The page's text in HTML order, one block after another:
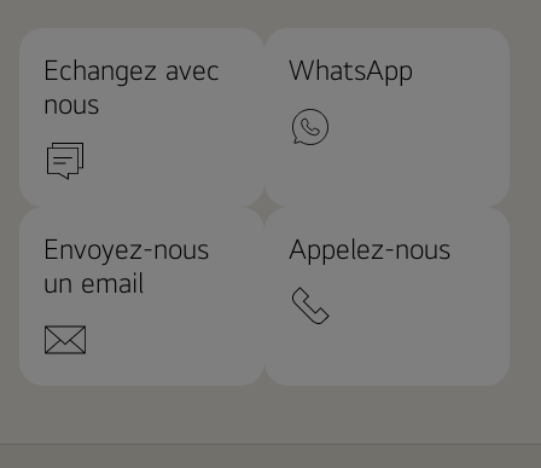
Echangez avec
nous
WhatsApp
Envoyez-nous
un email
Appelez-nous